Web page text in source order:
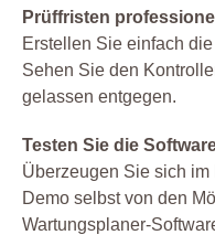
Prüffristen
Erstellen Sie einfach
Sehen Sie den
gelassen entgegen.
Testen Sie die
Überzeugen Sie sich
Demo selbst von den
Wartungsplaner-